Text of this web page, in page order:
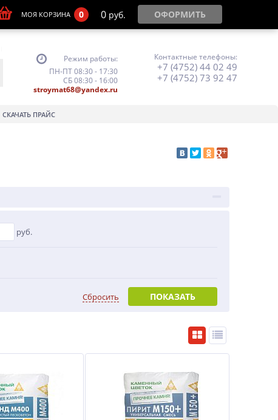
Режим работы:
ПН-ПТ 08:30 - 17:30
СБ 08:30 - 16:00
stroymat68@yandex.ru
Контактные телефоны:
+7 (4752) 44 02 49
+7 (4752) 73 92 47
СКАЧАТЬ ПРАЙС
руб.
ПОКАЗАТЬ
Сбросить
МОЯ КОРЗИНА 0 0 руб. ОФОРМИТЬ